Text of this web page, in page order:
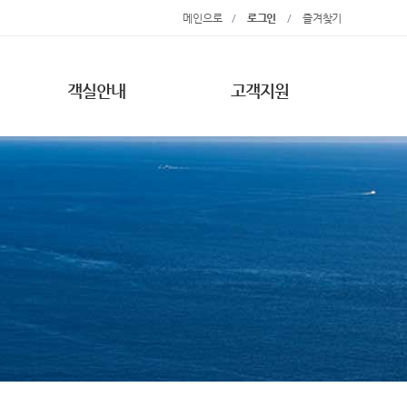
즐겨찾기
로그인 /
메인으로/
객실안내 고객지원